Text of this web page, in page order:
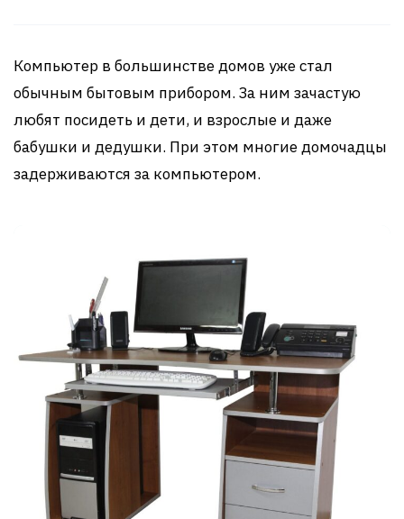
Компьютер в большинстве домов уже стал
обычным бытовым прибором. За ним зачастую
любят посидеть и дети, и взрослые и даже
бабушки и дедушки. При этом многие домочадцы
задерживаются за компьютером.